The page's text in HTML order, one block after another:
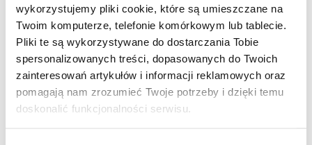
wykorzystujemy pliki cookie, które są umieszczane na
Twoim komputerze, telefonie komórkowym lub tablecie.
Pliki te są wykorzystywane do dostarczania Tobie
spersonalizowanych treści, dopasowanych do Twoich
zainteresowań artykułów i informacji reklamowych oraz
pomagają nam zrozumieć Twoje potrzeby i dzięki temu
doskonalić funkcjonalności serwisu.